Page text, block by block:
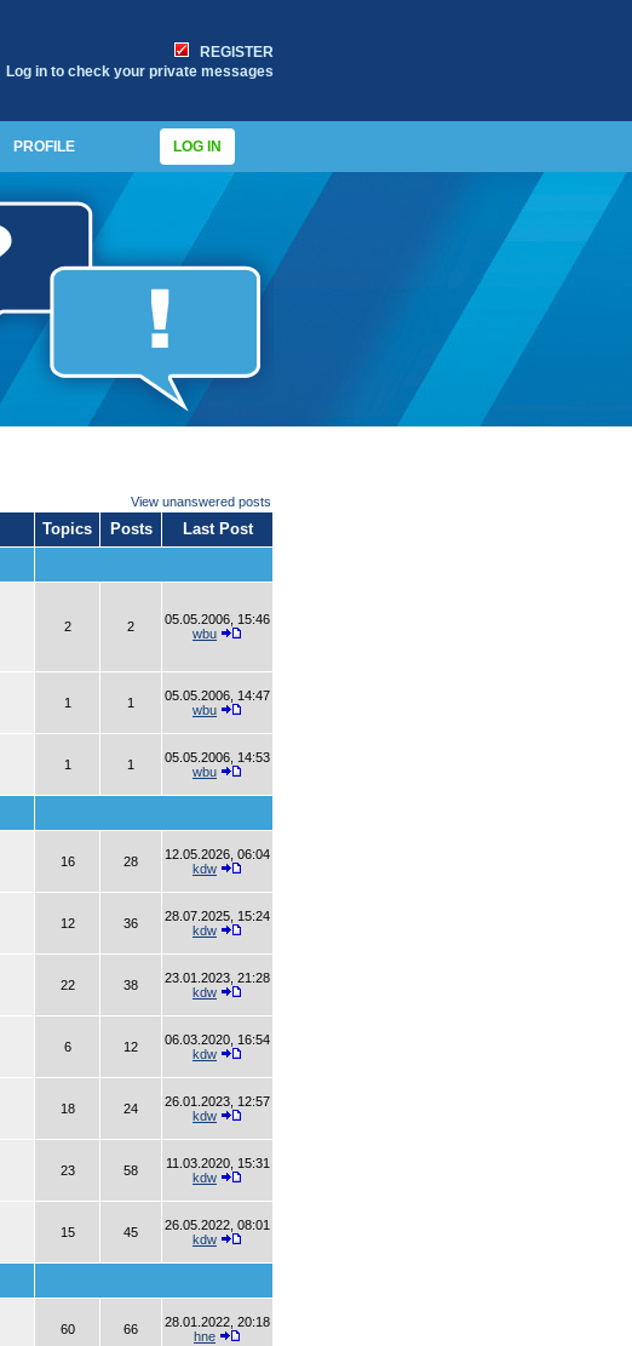
REGISTER
Log in to check your private messages
PROFILE LOG IN
View unanswered posts
Topics Posts Last Post
2 2
05.05.2006, 15:46
wbu
1 1
05.05.2006, 14:47
wbu
1 1
05.05.2006, 14:53
wbu
16 28
12.05.2026, 06:04
kdw
12 36
28.07.2025, 15:24
kdw
22 38
23.01.2023, 21:28
kdw
6 12
06.03.2020, 16:54
kdw
18 24
26.01.2023, 12:57
kdw
23 58
11.03.2020, 15:31
kdw
15 45
26.05.2022, 08:01
kdw
60 66
28.01.2022, 20:18
hne